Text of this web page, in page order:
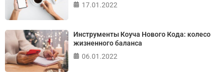
17.01.2022
Инструменты Коуча Нового Кода: колесо
жизненного баланса
06.01.2022